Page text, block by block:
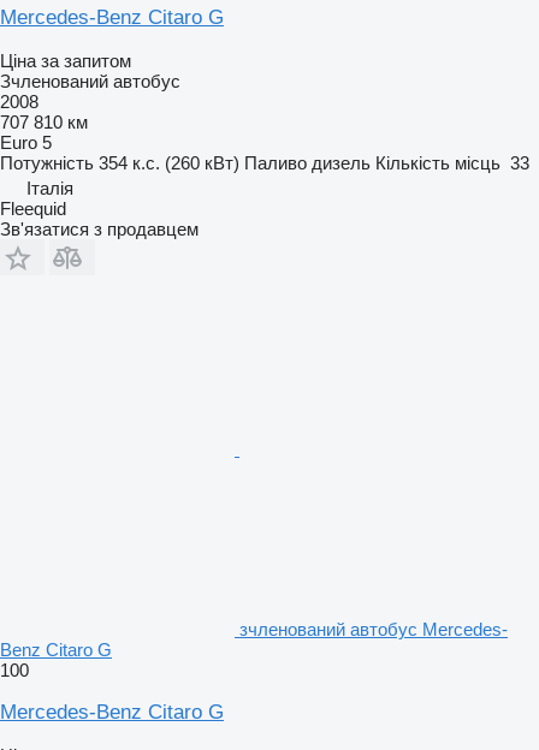
Mercedes-Benz Citaro G
Ціна за запитом
Зчленований автобус
2008
707 810 км
Euro 5
Потужність 354 к.с. (260 кВт) Паливо дизель Кількість місць 33
Італія
Fleequid
Зв'язатися з продавцем
зчленований автобус Mercedes-
Benz Citaro G
100
Mercedes-Benz Citaro G